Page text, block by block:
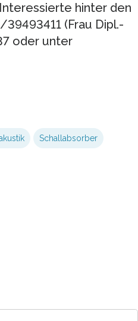
hinter den
(Frau Dipl.-
oder unter
Schallabsorber